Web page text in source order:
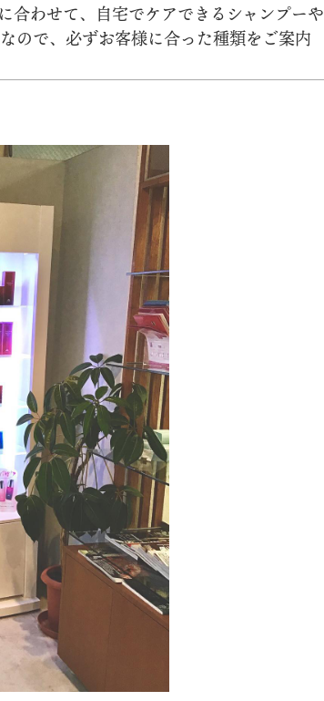
合わせて、自宅でケアできるシャンプーや
ので、必ずお客様に合った種類をご案内